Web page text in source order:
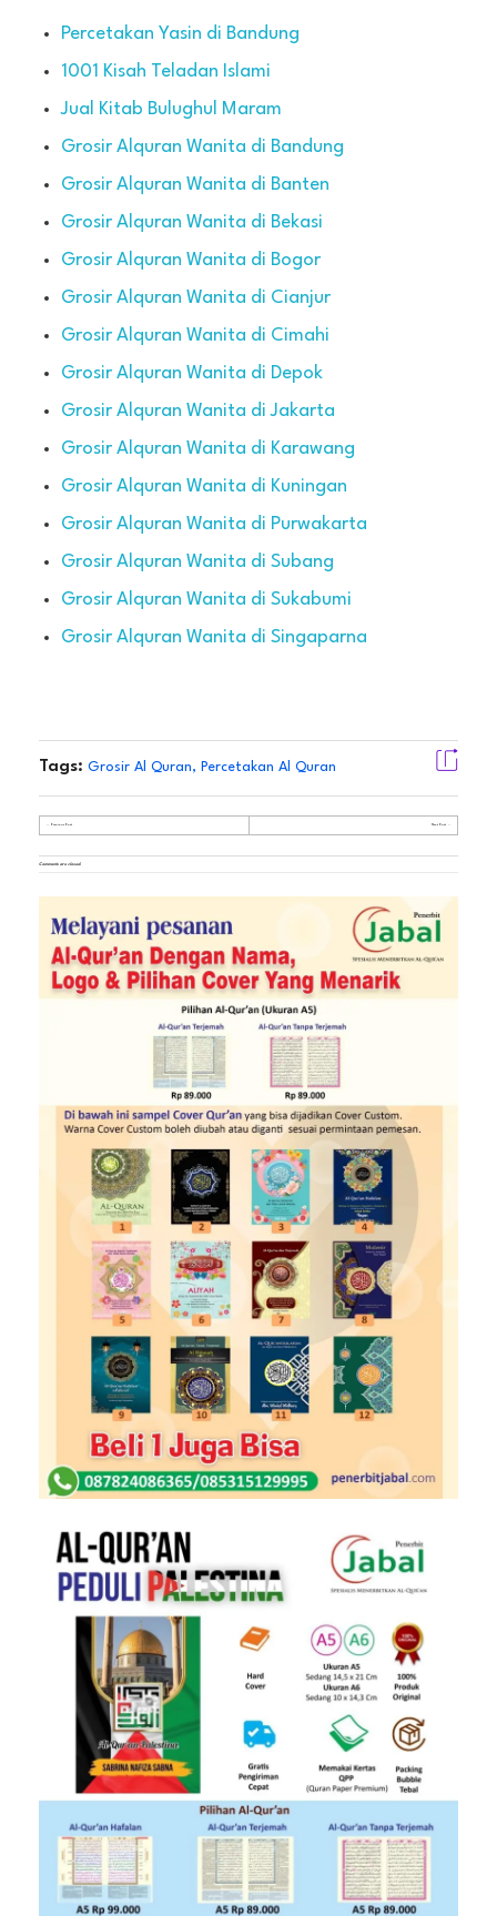
Percetakan Yasin di Bandung
1001 Kisah Teladan Islami
Jual Kitab Bulughul Maram
Grosir Alquran Wanita di Bandung
Grosir Alquran Wanita di Banten
Grosir Alquran Wanita di Bekasi
Grosir Alquran Wanita di Bogor
Grosir Alquran Wanita di Cianjur
Grosir Alquran Wanita di Cimahi
Grosir Alquran Wanita di Depok
Grosir Alquran Wanita di Jakarta
Grosir Alquran Wanita di Karawang
Grosir Alquran Wanita di Kuningan
Grosir Alquran Wanita di Purwakarta
Grosir Alquran Wanita di Subang
Grosir Alquran Wanita di Sukabumi
Grosir Alquran Wanita di Singaparna
Tags: Grosir Al Quran, Percetakan Al Quran
Previous Post Next Post
Comments are closed.